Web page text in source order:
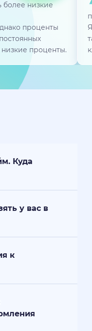
более низкие
проценты
проценты.
Куда
у вас в
к